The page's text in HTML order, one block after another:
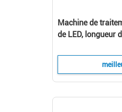
Machine de
de LED, longueur
365-395nm de